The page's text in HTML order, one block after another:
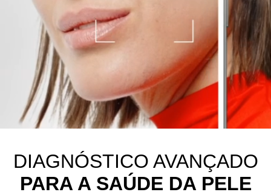
DIAGNÓSTICO AVANÇADO
PARA A SAÚDE DA PELE